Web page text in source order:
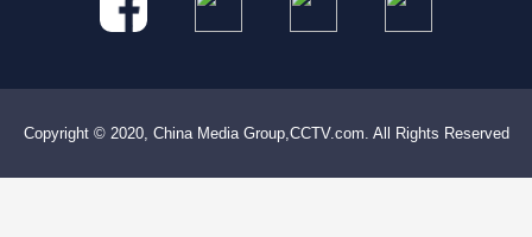
Copyright © 2020, China Media Group,CCTV.com. All Rights Reserved